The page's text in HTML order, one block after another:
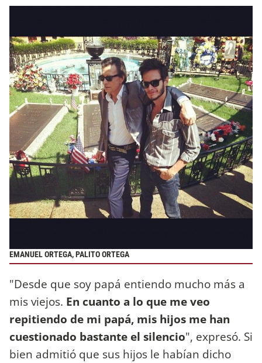
EMANUEL ORTEGA, PALITO ORTEGA
"Desde que soy papá entiendo mucho más a
mis viejos. En cuanto a lo que me veo
repitiendo de mi papá, mis hijos me han
cuestionado bastante el silencio", expresó. Si
bien admitió que sus hijos le habían dicho